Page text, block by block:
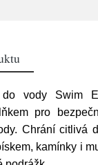
vody Swim
pro
Chrání citlivá
kamínky i